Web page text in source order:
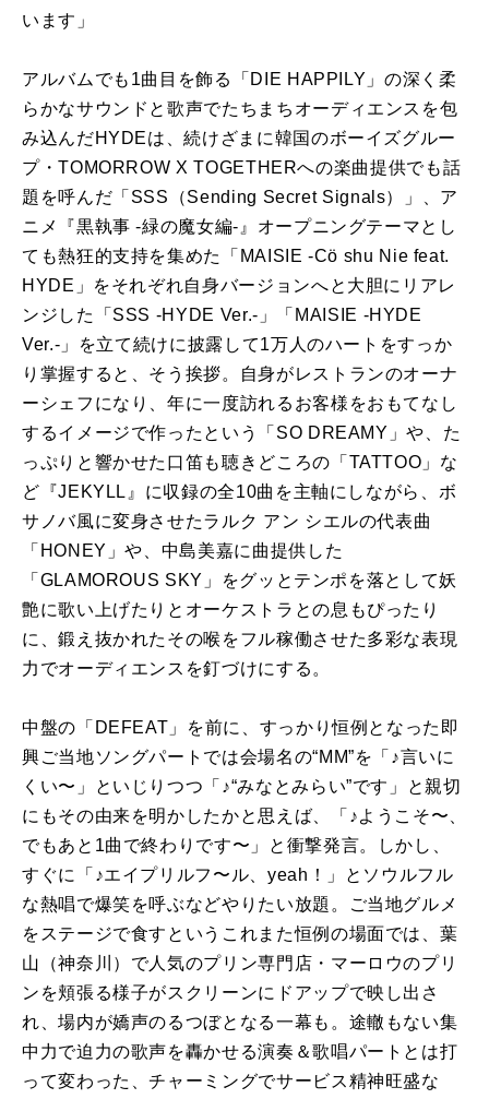
います」
アルバムでも1曲目を飾る「DIE HAPPILY」の深く柔
らかなサウンドと歌声でたちまちオーディエンスを包
み込んだHYDEは、続けざまに韓国のボーイズグルー
プ・TOMORROW X TOGETHERへの楽曲提供でも話
題を呼んだ「SSS（Sending Secret Signals）」、ア
ニメ『黒執事 -緑の魔女編-』オープニングテーマとし
ても熱狂的支持を集めた「MAISIE -Cö shu Nie feat.
HYDE」をそれぞれ自身バージョンへと大胆にリアレ
ンジした「SSS -HYDE Ver.-」「MAISIE -HYDE
Ver.-」を立て続けに披露して1万人のハートをすっか
り掌握すると、そう挨拶。自身がレストランのオーナ
ーシェフになり、年に一度訪れるお客様をおもてなし
するイメージで作ったという「SO DREAMY」や、た
っぷりと響かせた口笛も聴きどころの「TATTOO」な
ど『JEKYLL』に収録の全10曲を主軸にしながら、ボ
サノバ風に変身させたラルク アン シエルの代表曲
「HONEY」や、中島美嘉に曲提供した
「GLAMOROUS SKY」をグッとテンポを落として妖
艶に歌い上げたりとオーケストラとの息もぴったり
に、鍛え抜かれたその喉をフル稼働させた多彩な表現
力でオーディエンスを釘づけにする。
中盤の「DEFEAT」を前に、すっかり恒例となった即
興ご当地ソングパートでは会場名の“MM”を「♪言いに
くい〜」といじりつつ「♪“みなとみらい”です」と親切
にもその由来を明かしたかと思えば、「♪ようこそ〜、
でもあと1曲で終わりです〜」と衝撃発言。しかし、
すぐに「♪エイプリルフ〜ル、yeah！」とソウルフル
な熱唱で爆笑を呼ぶなどやりたい放題。ご当地グルメ
をステージで食すというこれまた恒例の場面では、葉
山（神奈川）で人気のプリン専門店・マーロウのプリ
ンを頬張る様子がスクリーンにドアップで映し出さ
れ、場内が嬌声のるつぼとなる一幕も。途轍もない集
中力で迫力の歌声を轟かせる演奏＆歌唱パートとは打
って変わった、チャーミングでサービス精神旺盛な